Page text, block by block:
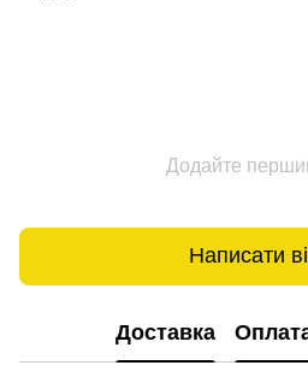
Додайте
Написати
Доставка